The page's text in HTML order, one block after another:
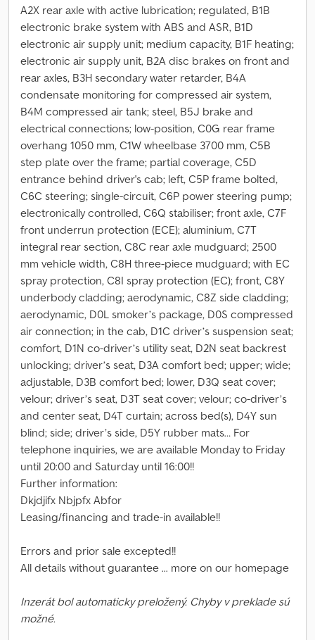
A2X rear axle with active lubrication; regulated, B1B
electronic brake system with ABS and ASR, B1D
electronic air supply unit; medium capacity, B1F heating;
electronic air supply unit, B2A disc brakes on front and
rear axles, B3H secondary water retarder, B4A
condensate monitoring for compressed air system,
B4M compressed air tank; steel, B5J brake and
electrical connections; low-position, C0G rear frame
overhang 1050 mm, C1W wheelbase 3700 mm, C5B
step plate over the frame; partial coverage, C5D
entrance behind driver's cab; left, C5P frame bolted,
C6C steering; single-circuit, C6P power steering pump;
electronically controlled, C6Q stabiliser; front axle, C7F
front underrun protection (ECE); aluminium, C7T
integral rear section, C8C rear axle mudguard; 2500
mm vehicle width, C8H three-piece mudguard; with EC
spray protection, C8I spray protection (EC); front, C8Y
underbody cladding; aerodynamic, C8Z side cladding;
aerodynamic, D0L smoker’s package, D0S compressed
air connection; in the cab, D1C driver’s suspension seat;
comfort, D1N co-driver’s utility seat, D2N seat backrest
unlocking; driver’s seat, D3A comfort bed; upper; wide;
adjustable, D3B comfort bed; lower, D3Q seat cover;
velour; driver’s seat, D3T seat cover; velour; co-driver’s
and center seat, D4T curtain; across bed(s), D4Y sun
blind; side; driver’s side, D5Y rubber mats… For
telephone inquiries, we are available Monday to Friday
until 20:00 and Saturday until 16:00!!
Further information:
Dkjdjifx Nbjpfx Abfor
Leasing/financing and trade-in available!!
Errors and prior sale excepted!!
All details without guarantee ... more on our homepage
Inzerát bol automaticky preložený. Chyby v preklade sú
možné.